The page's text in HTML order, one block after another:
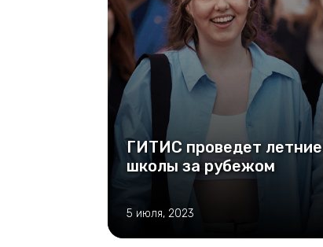
ГИТИС проведет летние
школы за рубежом
5 июля, 2023